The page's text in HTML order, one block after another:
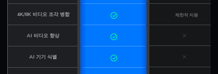
4K/8K 비디오 조각 병합 제한적 지원
AI 비디오 향상
AI 기기 식별